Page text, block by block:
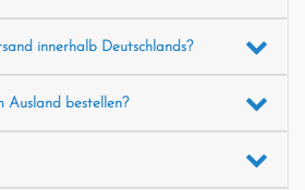
innerhalb Deutschlands?
Ausland bestellen?